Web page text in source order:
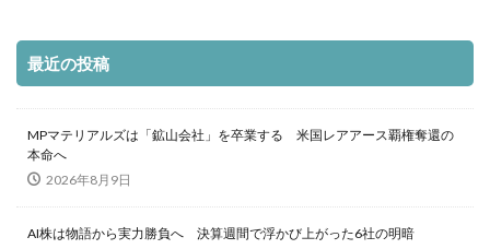
最近の投稿
MPマテリアルズは「鉱山会社」を卒業する 米国レアアース覇権奪還の
本命へ
2026年8月9日
AI株は物語から実力勝負へ 決算週間で浮かび上がった6社の明暗